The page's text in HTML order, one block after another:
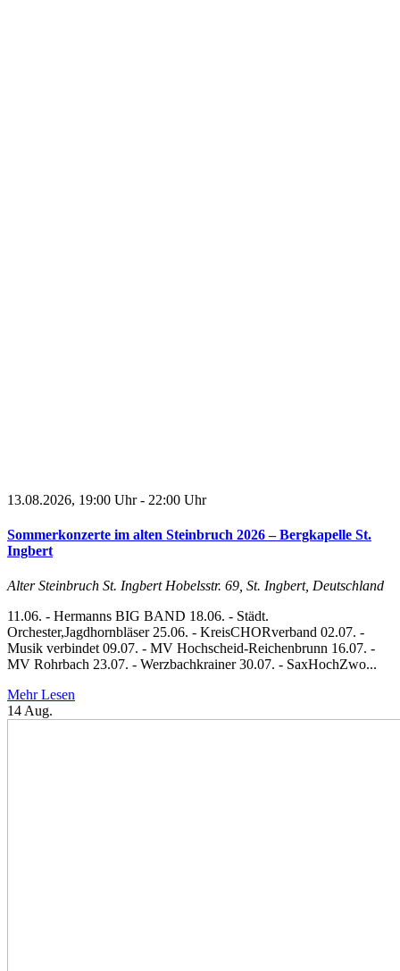
13.08.2026, 19:00 Uhr- 22:00 Uhr
Sommerkonzerte im alten Steinbruch 2026 – Bergkapelle St.
Ingbert
Alter Steinbruch St. Ingbert Hobelsstr. 69, St. Ingbert, Deutschland
11.06. - Hermanns BIG BAND 18.06. - Städt.
Orchester,Jagdhornbläser 25.06. - KreisCHORverband 02.07. -
Musik verbindet 09.07. - MV Hochscheid-Reichenbrunn 16.07. -
MV Rohrbach 23.07. - Werzbachkrainer 30.07. - SaxHochZwo...
Mehr Lesen
14 Aug.